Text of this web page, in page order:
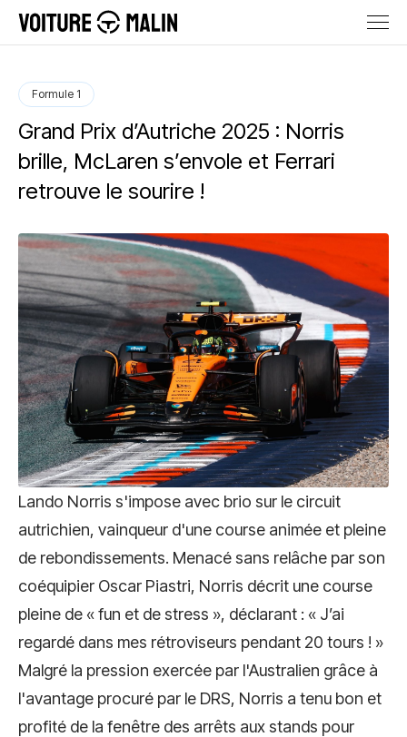
Formule 1
Grand Prix d’Autriche 2025 : Norris
brille, McLaren s’envole et Ferrari
retrouve le sourire !
Lando Norris s'impose avec brio sur le circuit
autrichien, vainqueur d'une course animée et pleine
de rebondissements. Menacé sans relâche par son
coéquipier Oscar Piastri, Norris décrit une course
pleine de « fun et de stress », déclarant : « J’ai
regardé dans mes rétroviseurs pendant 20 tours ! »
Malgré la pression exercée par l'Australien grâce à
l'avantage procuré par le DRS, Norris a tenu bon et
profité de la fenêtre des arrêts aux stands pour